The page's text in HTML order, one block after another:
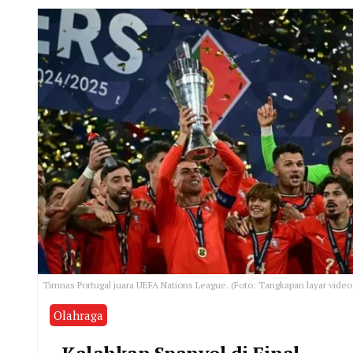
Timnas Portugal juara UEFA Nations League. (Foto: Tangkapan layar
Olahraga